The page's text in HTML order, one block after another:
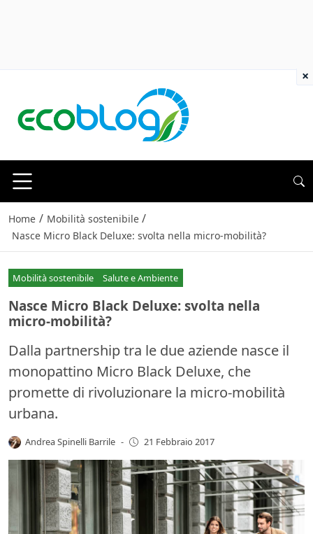
Home / Mobilità sostenibile /
Nasce Micro Black Deluxe: svolta nella micro-mobilità?
Mobilità sostenibile Salute e Ambiente
Nasce Micro Black Deluxe: svolta nella
micro-mobilità?
Dalla partnership tra le due aziende nasce il
monopattino Micro Black Deluxe, che
promette di rivoluzionare la micro-mobilità
urbana.
Andrea Spinelli Barrile - 21 Febbraio 2017
×